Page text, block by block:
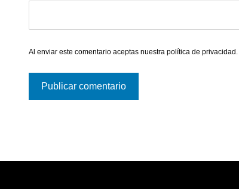
Al enviar este comentario aceptas nuestra política de privacidad .